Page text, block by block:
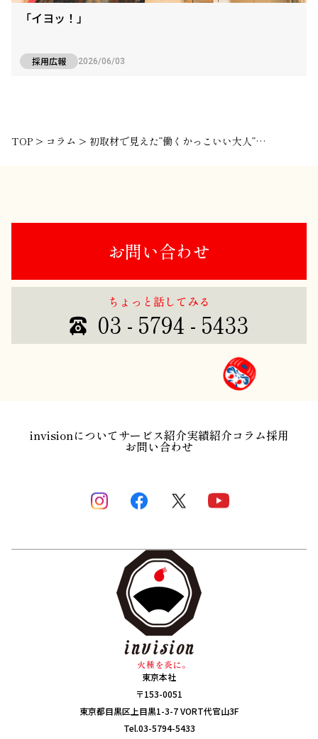
「イヨッ！」
採用広報 2026/06/03
TOP > コラム > 初取材で見えた”働くかっこいい大人”の背中。
お問い合わせ
ちょっと話してみる
03 - 5794 - 5433
invisionについてサービス紹介実績紹介コラム採用
お問い合わせ
東京本社
〒153-0051
東京都目黒区上目黒1-3-7 VORT代官山3F
Tel.03-5794-5433